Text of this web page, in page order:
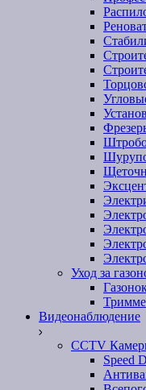
Уход за
Видеонаблюдение
CCTV
Speed